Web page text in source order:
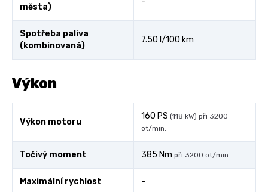
města)
Spotřeba paliva
(kombinovaná)
7.50 l/100 km
Výkon
Výkon motoru
160 PS (118 kW) při 3200
ot/min.
Točivý moment 385 Nm při 3200 ot/min.
Maximální rychlost -